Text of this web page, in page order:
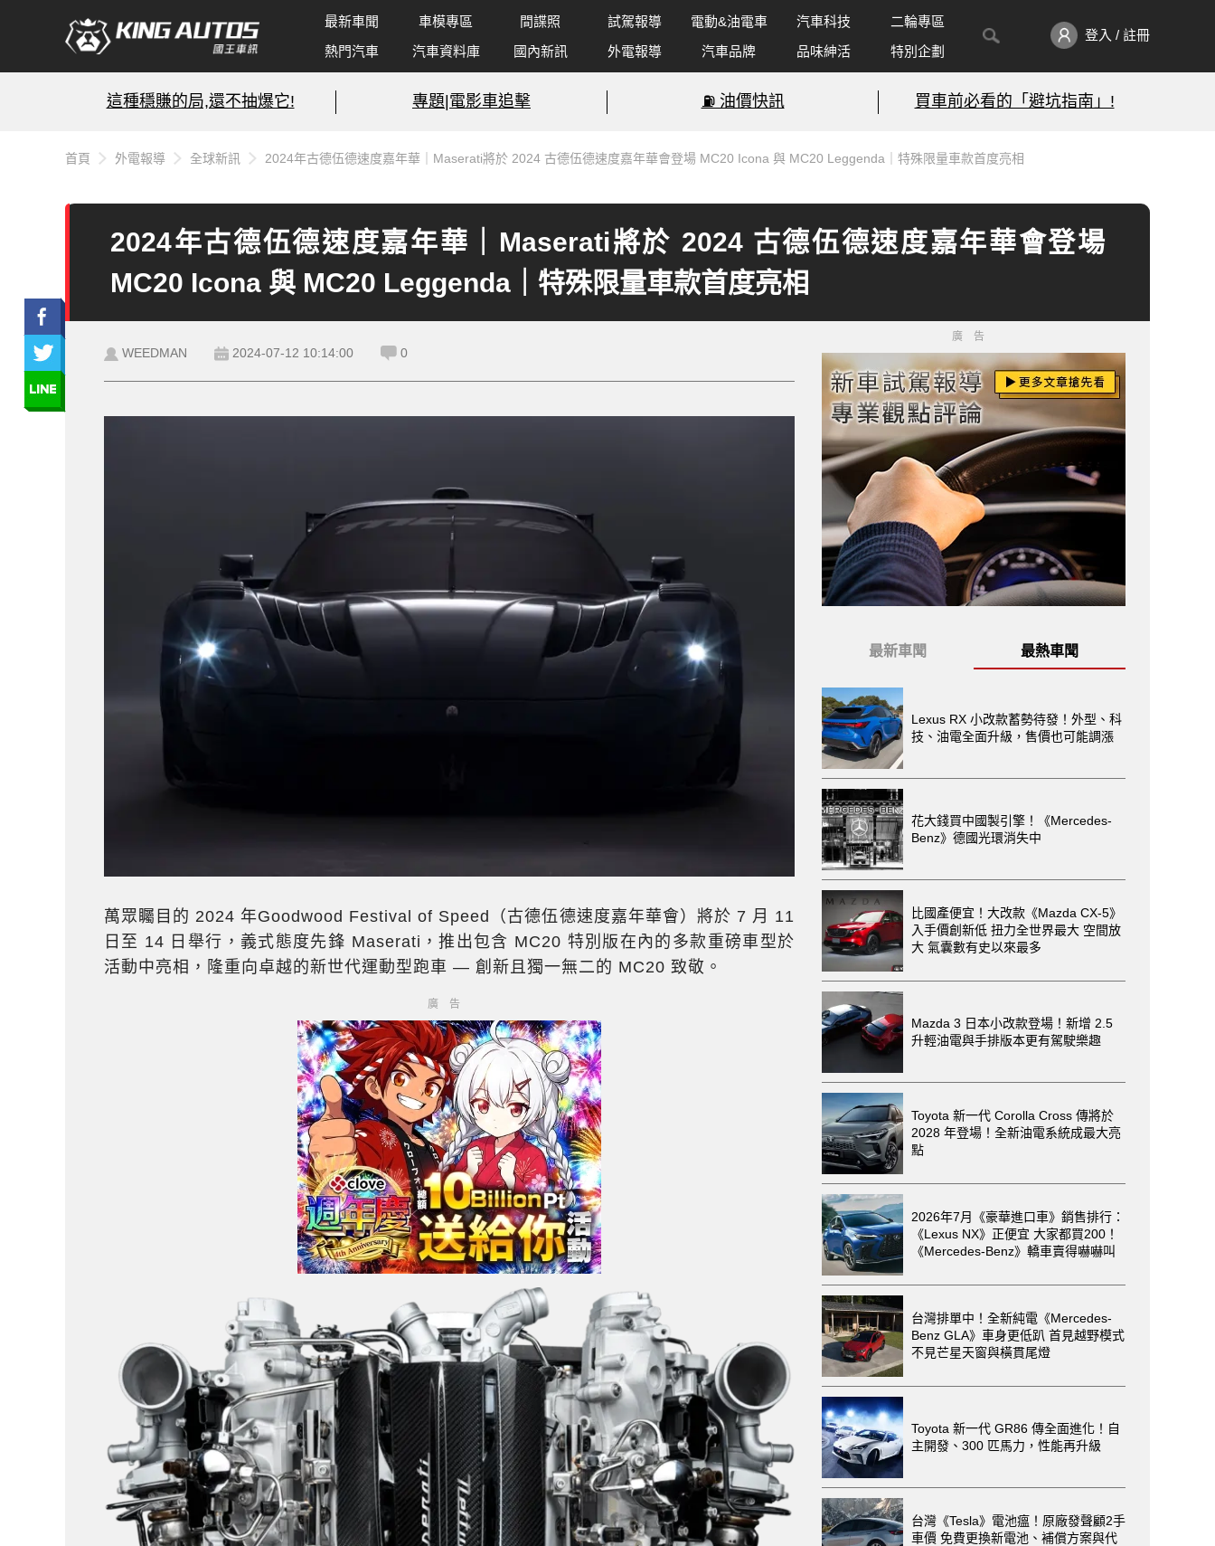
最新車聞 車模專區 間諜照 試駕報導 電動&油電車 汽車科技
二輪專區
熱門汽車
汽車資料庫 國內新訊 外電報導 汽車品牌 品味紳活 特別企劃
登入 / 註冊
這種穩賺的局,還不抽爆它! 專題|電影車追擊 ⛽️ 油價快訊 買車前必看的「避坑指南」!
首頁 外電報導 全球新訊 2024年古德伍德速度嘉年華｜Maserati將於 2024 古德伍德速度嘉年華會登場 MC20 Icona 與 MC20 Leggenda｜特殊限量車款首度亮相
2024年古德伍德速度嘉年華｜Maserati將於 2024 古德伍德速度嘉年華會登場
MC20 Icona 與 MC20 Leggenda｜特殊限量車款首度亮相
WEEDMAN 2024-07-12 10:14:00 0
萬眾矚目的 2024 年Goodwood Festival of Speed（古德伍德速度嘉年華會）將於 7 月 11
日至 14 日舉行，義式態度先鋒 Maserati，推出包含 MC20 特別版在內的多款重磅車型於
活動中亮相，隆重向卓越的新世代運動型跑車 — 創新且獨一無二的 MC20 致敬。
廣告
廣告
最新車聞 最熱車聞
Lexus RX 小改款蓄勢待發！外型、科
技、油電全面升級，售價也可能調漲
花大錢買中國製引擎！《Mercedes-
Benz》德國光環消失中
比國產便宜！大改款《Mazda CX-5》
入手價創新低 扭力全世界最大 空間放
大 氣囊數有史以來最多
Mazda 3 日本小改款登場！新增 2.5
升輕油電與手排版本更有駕駛樂趣
Toyota 新一代 Corolla Cross 傳將於
2028 年登場！全新油電系統成最大亮
點
2026年7月《豪華進口車》銷售排行：
《Lexus NX》正便宜 大家都買200！
《Mercedes-Benz》轎車賣得嚇嚇叫
台灣排單中！全新純電《Mercedes-
Benz GLA》車身更低趴 首見越野模式
不見芒星天窗與橫貫尾燈
Toyota 新一代 GR86 傳全面進化！自
主開發、300 匹馬力，性能再升級
台灣《Tesla》電池瘟！原廠發聲顧2手
車價 免費更換新電池、補償方案與代